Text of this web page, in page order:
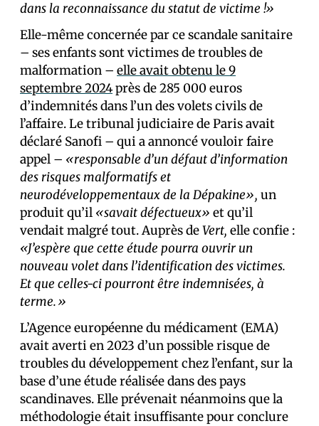
dans la reconnaissance du statut de victime !»
Elle-même concernée par ce scandale sanitaire
– ses enfants sont victimes de troubles de
malformation – elle avait obtenu le 9
septembre 2024près de 285 000 euros
d’indemnités dans l’un des volets civils de
l’affaire. Le tribunal judiciaire de Paris avait
déclaré Sanofi – qui a annoncé vouloir faire
appel – «responsable d’un défaut d’information
des risques malformatifs et
neurodéveloppementaux de la Dépakine», un
produit qu’il «savait défectueux» et qu’il
vendait malgré tout. Auprès deVert, elle confie :
«J’espère que cette étude pourra ouvrir un
nouveau volet dans l’identification des victimes.
Et que celles-ci pourront être indemnisées, à
terme.»
L’Agence européenne du médicament (EMA)
avait averti en 2023 d’un possible risque de
troubles du développement chez l’enfant, sur la
base d’une étude réalisée dans des pays
scandinaves. Elle prévenait néanmoins que la
méthodologie était insuffisante pour conclure